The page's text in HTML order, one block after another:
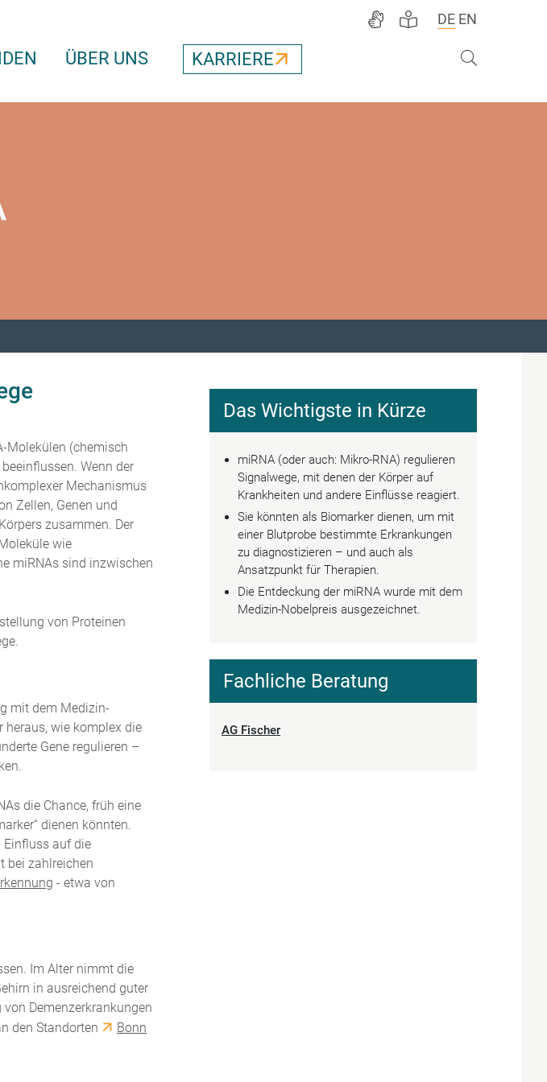
ÜBER UNS KARRIERE
DE EN
Molekülen (chemisch
Wenn der
Mechanismus
Zellen, Genen und
zusammen. Der
wie
miRNAs sind inzwischen
von Proteinen
mit dem Medizin-
heraus, wie komplex die
Gene regulieren –
die Chance, früh eine
dienen könnten.
Einfluss auf die
bei zahlreichen
- etwa von
Im Alter nimmt die
in ausreichend guter
Demenzerkrankungen
den Standorten
Bonn
Das Wichtigste in Kürze
miRNA (oder auch: Mikro-RNA) regulieren
Signalwege, mit denen der Körper auf
Krankheiten und andere Einflüsse reagiert.
Sie könnten als Biomarker dienen, um mit
einer Blutprobe bestimmte Erkrankungen
zu diagnostizieren – und auch als
Ansatzpunkt für Therapien.
Die Entdeckung der miRNA wurde mit dem
Medizin-Nobelpreis ausgezeichnet.
Fachliche Beratung
AG Fischer